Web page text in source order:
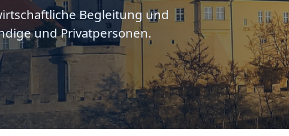
Begleitung und
und Privatpersonen.